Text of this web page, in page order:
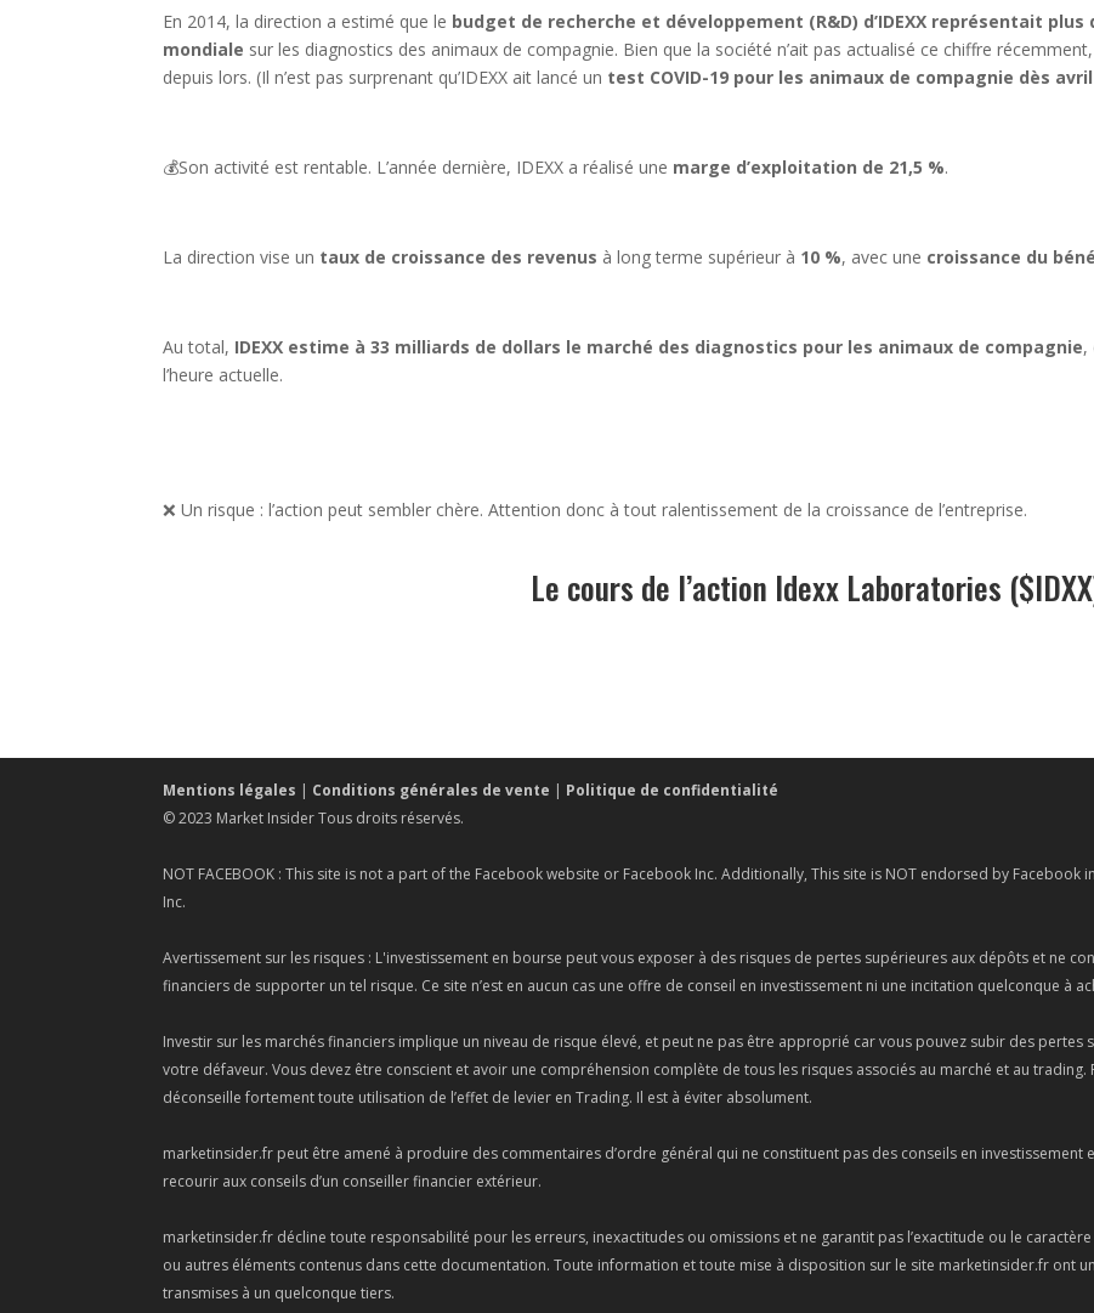
En 2014, la direction a estimé que le budget de recherche et développement (R&D) d’IDEXX représentait plus
mondiale sur les diagnostics des animaux de compagnie. Bien que la société n’ait pas actualisé ce chiffre
depuis lors. (Il n’est pas surprenant qu’IDEXX ait lancé un test COVID-19 pour les animaux de compagnie dès avril
💰Son activité est rentable. L’année dernière, IDEXX a réalisé une marge d’exploitation de 21,5 %.
La direction vise un taux de croissance des revenus à long terme supérieur à 10 %, avec une croissance du
Au total, IDEXX estime à 33 milliards de dollars le marché des diagnostics pour les animaux de compagnie,
l’heure actuelle.
❌Un risque : l’action peut sembler chère. Attention donc à tout ralentissement de la croissance de l’entreprise.
Le cours de l’action Idexx Laboratories
Mentions légales | Conditions générales de vente | Politique de confidentialité
© 2023 Market Insider Tous droits réservés.
NOT FACEBOOK : This site is not a part of the Facebook website or Facebook Inc. Additionally, This site is NOT endorsed by Facebook
Inc.
Avertissement sur les risques : L'investissement en bourse peut vous exposer à des risques de pertes supérieures aux dépôts et ne
financiers de supporter un tel risque. Ce site n’est en aucun cas une offre de conseil en investissement ni une incitation quelconque à
Investir sur les marchés financiers implique un niveau de risque élevé, et peut ne pas être approprié car vous pouvez subir des pertes
votre défaveur. Vous devez être conscient et avoir une compréhension complète de tous les risques associés au marché et au
déconseille fortement toute utilisation de l’effet de levier en Trading. Il est à éviter absolument.
marketinsider.fr peut être amené à produire des commentaires d’ordre général qui ne constituent pas des conseils en
recourir aux conseils d’un conseiller financier extérieur.
marketinsider.fr décline toute responsabilité pour les erreurs, inexactitudes ou omissions et ne garantit pas l’exactitude ou le
ou autres éléments contenus dans cette documentation. Toute information et toute mise à disposition sur le site marketinsider.fr ont
transmises à un quelconque tiers.